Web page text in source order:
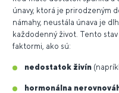
únavy, ktorá je prirodzeným
námahy, neustála únava je
každodenný život. Tento
faktormi, ako sú:
nedostatok živín
hormonálna